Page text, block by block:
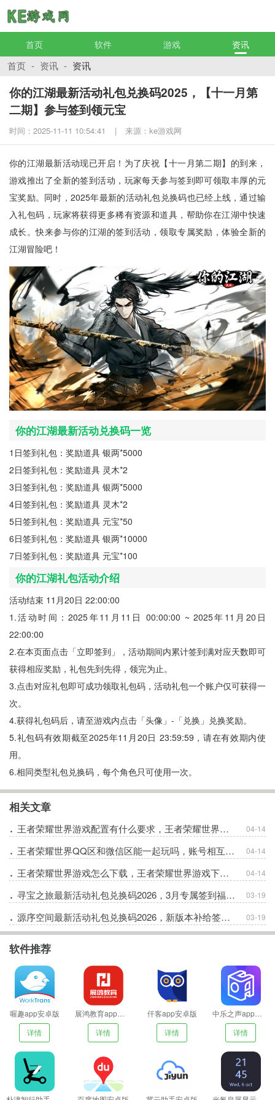
首页 软件 游戏 资讯
首页 - 资讯 - 资讯
你的江湖最新活动礼包兑换码2025，【十一月第
二期】参与签到领元宝
时间：2025-11-11 10:54:41 来源：ke游戏网
你的江湖最新活动现已开启！为了庆祝【十一月第二期】的到来，
游戏推出了全新的签到活动，玩家每天参与签到即可领取丰厚的元
宝奖励。同时，2025年最新的活动礼包兑换码也已经上线，通过输
入礼包码，玩家将获得更多稀有资源和道具，帮助你在江湖中快速
成长。快来参与你的江湖的签到活动，领取专属奖励，体验全新的
江湖冒险吧！
你的江湖最新活动兑换码一览
1日签到礼包：奖励道具 银两*5000
2日签到礼包：奖励道具 灵木*2
3日签到礼包：奖励道具 银两*5000
4日签到礼包：奖励道具 灵木*2
5日签到礼包：奖励道具 元宝*50
6日签到礼包：奖励道具 银两*10000
7日签到礼包：奖励道具 元宝*100
你的江湖礼包活动介绍
活动结束 11月20日 22:00:00
1.活动时间：2025年11月11日 00:00:00 ~ 2025年11月20日
22:00:00
2.在本页面点击「立即签到」，活动期间内累计签到满对应天数即可
获得相应奖励，礼包先到先得，领完为止。
3.点击对应礼包即可成功领取礼包码，活动礼包一个账户仅可获得一
次。
4.获得礼包码后，请至游戏内点击「头像」-「兑换」兑换奖励。
5.礼包码有效期截至2025年11月20日 23:59:59，请在有效期内使
用。
6.相同类型礼包兑换码，每个角色只可使用一次。
相关文章
王者荣耀世界游戏配置有什么要求，王者荣耀世界不同设备配置要求一览 04-14
王者荣耀世界QQ区和微信区能一起玩吗，账号相互通方法 04-14
王者荣耀世界游戏怎么下载，王者荣耀世界游戏下载安装教程 04-14
寻宝之旅最新活动礼包兑换码2026，3月专属签到福利邀您领取 03-19
源序空间最新活动礼包兑换码2026，新版本补给签到礼包 03-19
软件推荐
喔趣app安卓版
详情
详情
仟客app安卓版
详情
详情